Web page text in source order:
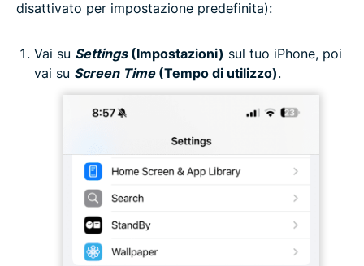
disattivato per impostazione predefinita):
Vai su Settings(Impostazioni) sul tuo iPhone, poi
vai su Screen Time(Tempo di utilizzo).